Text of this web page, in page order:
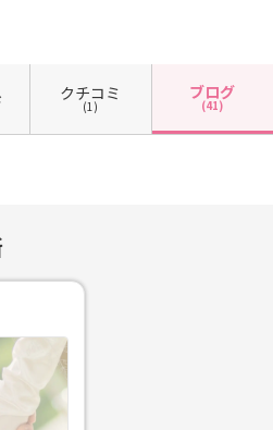
クチコミ
(1)
ブログ
(41)